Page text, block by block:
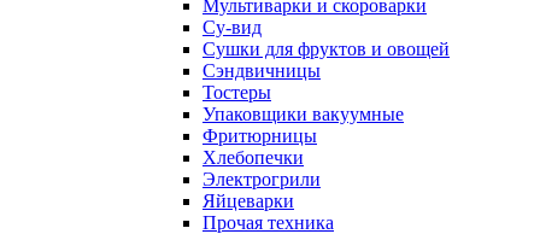
Мультиварки и скороварки
Су-вид
Сушки для фруктов и овощей
Сэндвичницы
Тостеры
Упаковщики вакуумные
Фритюрницы
Хлебопечки
Электрогрили
Яйцеварки
Прочая техника